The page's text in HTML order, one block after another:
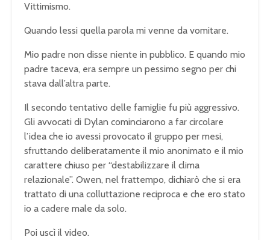
Vittimismo.
Quando lessi quella parola mi venne da vomitare.
Mio padre non disse niente in pubblico. E quando mio
padre taceva, era sempre un pessimo segno per chi
stava dall’altra parte.
Il secondo tentativo delle famiglie fu più aggressivo.
Gli avvocati di Dylan cominciarono a far circolare
l’idea che io avessi provocato il gruppo per mesi,
sfruttando deliberatamente il mio anonimato e il mio
carattere chiuso per “destabilizzare il clima
relazionale”. Owen, nel frattempo, dichiarò che si era
trattato di una colluttazione reciproca e che ero stato
io a cadere male da solo.
Poi uscì il video.